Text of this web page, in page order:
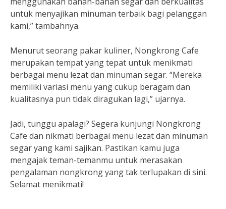
untuk menyajikan minuman terbaik bagi pelanggan
kami,” tambahnya.
Menurut seorang pakar kuliner, Nongkrong Cafe
merupakan tempat yang tepat untuk menikmati
berbagai menu lezat dan minuman segar. “Mereka
memiliki variasi menu yang cukup beragam dan
kualitasnya pun tidak diragukan lagi,” ujarnya.
Jadi, tunggu apalagi? Segera kunjungi Nongkrong
Cafe dan nikmati berbagai menu lezat dan minuman
segar yang kami sajikan. Pastikan kamu juga
mengajak teman-temanmu untuk merasakan
pengalaman nongkrong yang tak terlupakan di sini.
Selamat menikmati!